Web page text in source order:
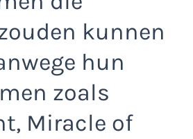
kunnen
hun
zoals
Miracle of